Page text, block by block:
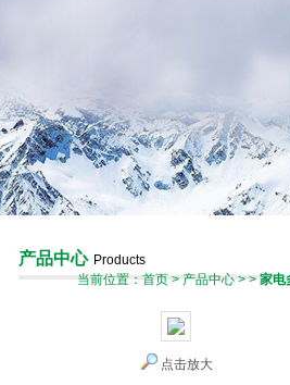
产品中心 Products
当前位置：首页>产品中心> >家电
点击放大